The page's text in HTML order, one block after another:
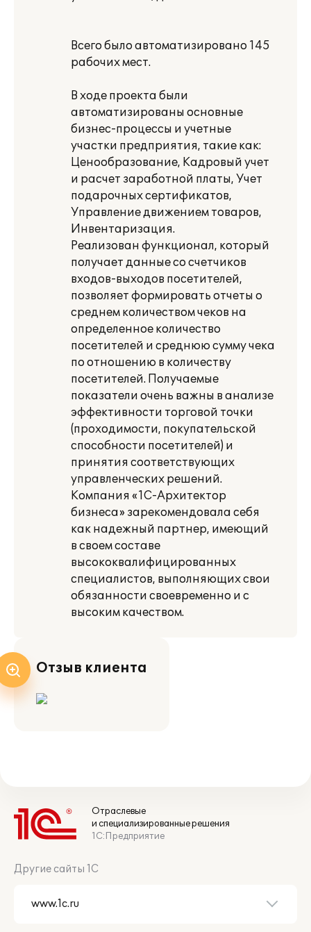
Всего было автоматизировано 145
рабочих мест.
В ходе проекта были
автоматизированы основные
бизнес-процессы и учетные
участки предприятия, такие как:
Ценообразование, Кадровый учет
и расчет заработной платы, Учет
подарочных сертификатов,
Управление движением товаров,
Инвентаризация.
Реализован функционал, который
получает данные со счетчиков
входов-выходов посетителей,
позволяет формировать отчеты о
среднем количеством чеков на
определенное количество
посетителей и среднюю сумму чека
по отношению в количеству
посетителей. Получаемые
показатели очень важны в анализе
эффективности торговой точки
(проходимости, покупательской
способности посетителей) и
принятия соответствующих
управленческих решений.
Компания «1С-Архитектор
бизнеса» зарекомендовала себя
как надежный партнер, имеющий
в своем составе
высококвалифицированных
специалистов, выполняющих свои
обязанности своевременно и с
высоким качеством.
Отзыв клиента
Отраслевые
и специализированные решения
1С:Предприятие
Другие сайты 1С